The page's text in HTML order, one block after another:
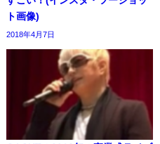
ト画像)
2018年4月7日